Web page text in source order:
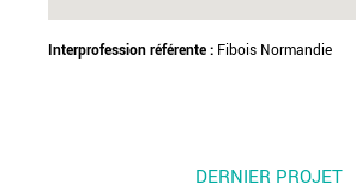
Interprofession référente : Fibois Normandie
DERNIER PROJET